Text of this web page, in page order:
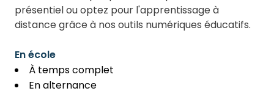
présentiel ou optez pour l'apprentissage à
distance grâce à nos outils numériques éducatifs.
En école
À temps complet
En alternance